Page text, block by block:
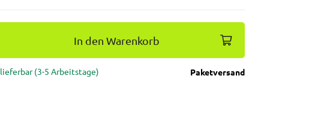
In den Warenkorb
lieferbar (3-5 Arbeitstage) Paketversand